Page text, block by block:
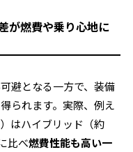
が燃費や乗り心地に
避となる一方で、装備
られます。実際、例え
はハイブリッド（約
比べ燃費性能も高い一